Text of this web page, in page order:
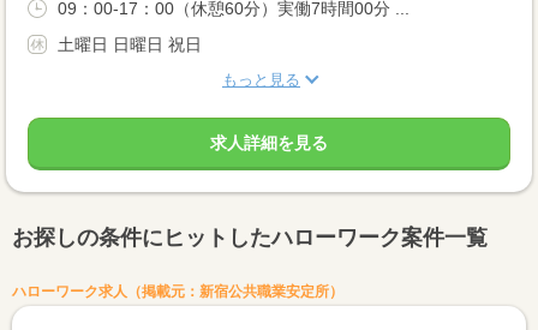
09：00-17：00（休憩60分）実働7時間00分 ...
土曜日 日曜日 祝日
もっと見る
求人詳細を見る
お探しの条件にヒットしたハローワーク案件一覧
ハローワーク求人（掲載元：新宿公共職業安定所）